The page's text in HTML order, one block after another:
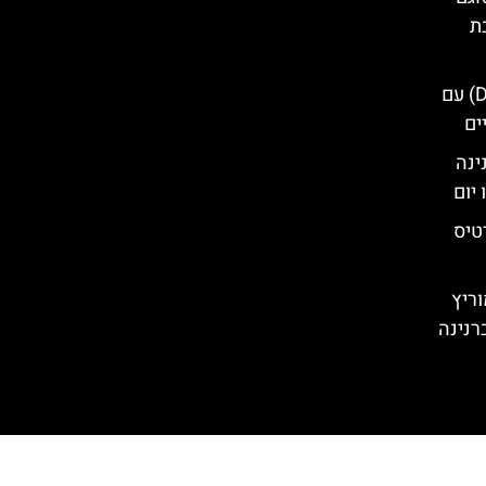
טיול יום מדזנצאנו (Desenzano) עם